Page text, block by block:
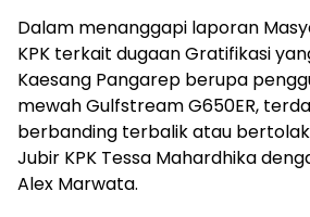
Dalam menanggapi laporan
KPK terkait dugaan Gratifikasi
Kaesang Pangarep berupa
mewah Gulfstream G650ER,
berbanding terbalik atau
Jubir KPK Tessa Mahardhika
Alex Marwata.